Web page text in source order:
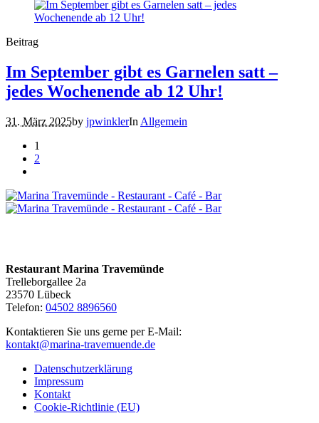
Beitrag
Im September gibt es Garnelen satt –
jedes Wochenende ab 12 Uhr!
31. März 2025by jpwinklerIn Allgemein
1
2
Restaurant Marina Travemünde
Trelleborgallee 2a
23570 Lübeck
Telefon: 04502 8896560
Kontaktieren Sie uns gerne per E-Mail:
kontakt@marina-travemuende.de
Datenschutzerklärung
Impressum
Kontakt
Cookie-Richtlinie (EU)